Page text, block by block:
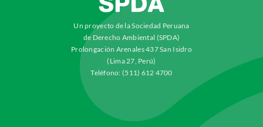
Un proyecto de la Sociedad Peruana
de Derecho Ambiental (SPDA)
Prolongación Arenales 437 San Isidro
(Lima 27, Perú)
Teléfono: (511) 612 4700